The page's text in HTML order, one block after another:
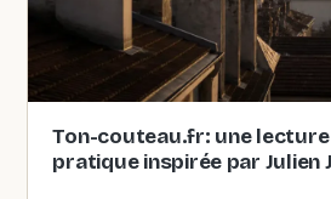
Ton-couteau.fr: une
pratique inspirée par Julien